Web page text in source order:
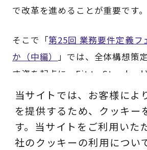
で改革を進めることが重要です。
そこで「第25回 業務要件定義フ
か（中編）
」では、全体構想策
す姿を起点に、Fit to Standard
務改革施策を立案し、新業務プ
とシステム要件へ落とし込む進
た。
当サイトでは、お客様によ
を提供するため、クッキー
す。当サイトをご利用いた
社のクッキーの利用につい